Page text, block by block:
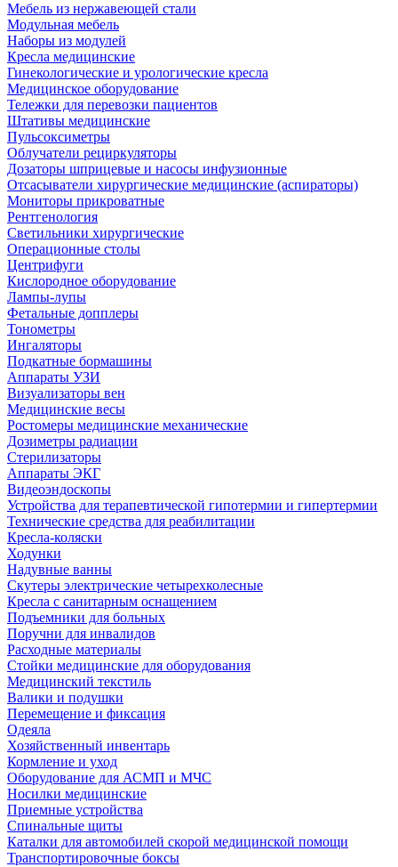
Мебель из нержавеющей стали
Модульная мебель
Наборы из модулей
Кресла медицинские
Гинекологические и урологические кресла
Медицинское оборудование
Тележки для перевозки пациентов
Штативы медицинские
Пульсоксиметры
Облучатели рециркуляторы
Дозаторы шприцевые и насосы инфузионные
Отсасыватели хирургические медицинские (аспираторы)
Мониторы прикроватные
Рентгенология
Светильники хирургические
Операционные столы
Центрифуги
Кислородное оборудование
Лампы-лупы
Фетальные допплеры
Тонометры
Ингаляторы
Подкатные бормашины
Аппараты УЗИ
Визуализаторы вен
Медицинские весы
Ростомеры медицинские механические
Дозиметры радиации
Стерилизаторы
Аппараты ЭКГ
Видеоэндоскопы
Устройства для терапевтической гипотермии и гипертермии
Технические средства для реабилитации
Кресла-коляски
Ходунки
Надувные ванны
Скутеры электрические четырехколесные
Кресла с санитарным оснащением
Подъемники для больных
Поручни для инвалидов
Расходные материалы
Стойки медицинские для оборудования
Медицинский текстиль
Валики и подушки
Перемещение и фиксация
Одеяла
Хозяйственный инвентарь
Кормление и уход
Оборудование для АСМП и МЧС
Носилки медицинские
Приемные устройства
Спинальные щиты
Каталки для автомобилей скорой медицинской помощи
Транспортировочные боксы